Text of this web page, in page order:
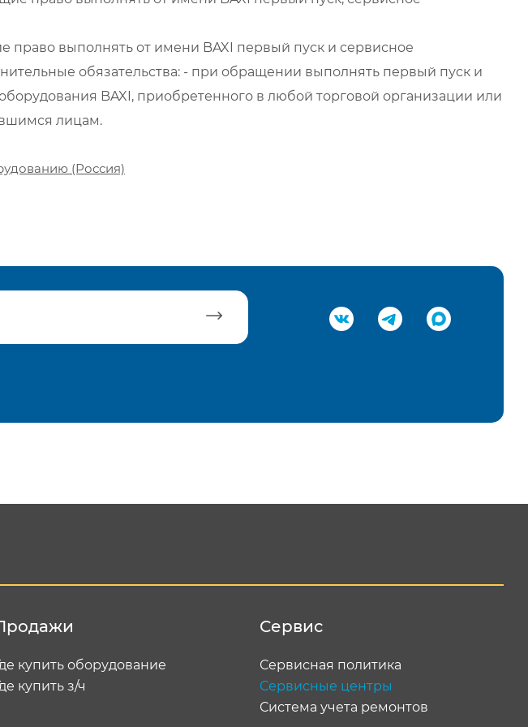
право выполнять от имени BAXI первый пуск и сервисное
обязательства: - при обращении выполнять первый пуск и
BAXI, приобретенного в любой торговой организации или
лицам.
(Россия)
купить оборудование
купить з/ч
Сервис
Сервисная политика
Сервисные центры
Система учета ремонтов